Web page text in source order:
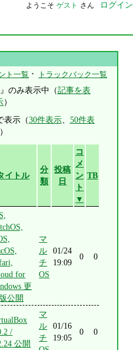
ようこそ ゲスト さん ログイン
ト一覧 ・ トラックバック一覧
のみ表示中（記事を表
）
表示（30件表示、 50件表
）
イトル
分
類
投稿
日
コ
メ
ン
ト
▼
TB
for
更
公開
マ
ル
チ
OS
01/24
19:09
0 0
/
公開
マ
ル
チ
01/16
19:05
0 0